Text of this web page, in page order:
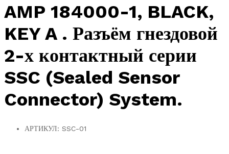
AMP 184000-1, BLACK,
KEY A . Разъём гнездовой
2-х контактный серии
SSC (Sealed Sensor
Connector) System.
АРТИКУЛ: SSC-01